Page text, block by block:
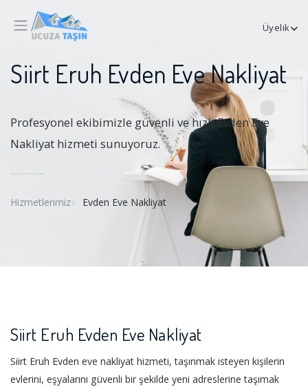
Üyelik
Siirt Eruh Evden Eve Nakliyat
Profesyonel ekibimizle güvenli ve hızlı Evden Eve
Nakliyat hizmeti sunuyoruz.
Hizmetlerimiz Evden Eve Nakliyat
Siirt Eruh Evden Eve Nakliyat
Siirt Eruh Evden eve nakliyat hizmeti, taşınmak isteyen kişilerin
evlerini, eşyalarını güvenli bir şekilde yeni adreslerine taşımak